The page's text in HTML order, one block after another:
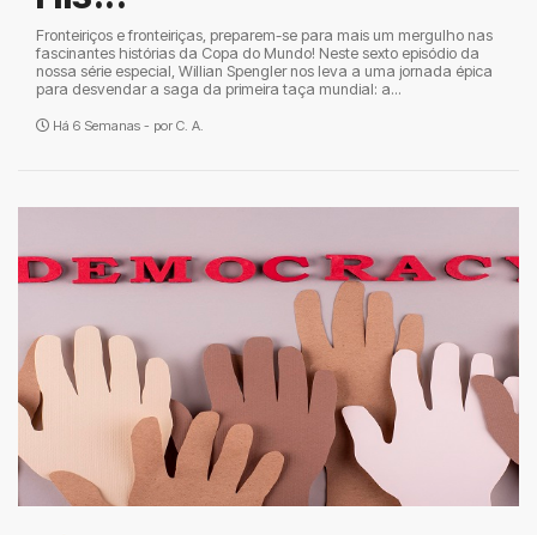
Fronteiriços e fronteiriças, preparem-se para mais um mergulho nas
fascinantes histórias da Copa do Mundo! Neste sexto episódio da
nossa série especial, Willian Spengler nos leva a uma jornada épica
para desvendar a saga da primeira taça mundial: a...
Há 6 Semanas - por C. A.